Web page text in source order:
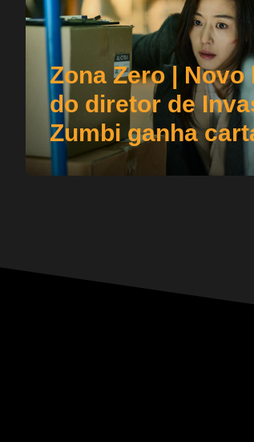
Zona Zero | Novo
do diretor de
Zumbi ganha